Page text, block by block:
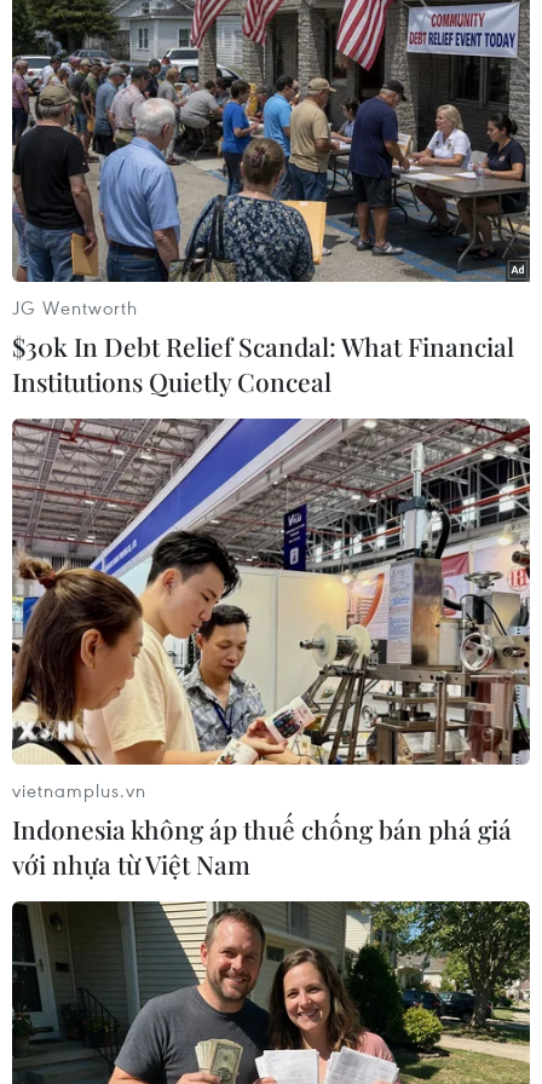
TIN LIÊN QUAN
Sửa Luật Giá để bảo đảm thống nhất,
đồng bộ trong mô hình chính quyền hai
cấp
19/10/2025 13:16
Sửa Luật Giá không chỉ hoàn thiện cơ chế quản lý giá
theo hướng thị trường mà còn tạo hành lang pháp lý
minh bạch, nâng cao hiệu lực quản lý Nhà nước và
thuận lợi cho hoạt động sản xuất-kinh doanh.
JG Wentworth
$30k In Debt Relief Scandal: What Financial
Institutions Quietly Conceal
vietnamplus.vn
Indonesia không áp thuế chống bán phá giá
với nhựa từ Việt Nam